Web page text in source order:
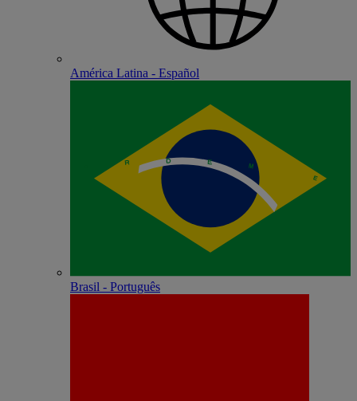
América Latina - Español
Brasil - Português